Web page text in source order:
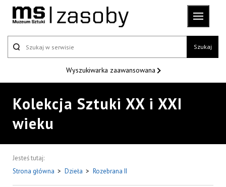
Szukaj
Wyszukiwarka zaawansowana
Kolekcja Sztuki XX i XXI
wieku
Jesteś tutaj:
Strona główna > Dzieła > Rozebrana II